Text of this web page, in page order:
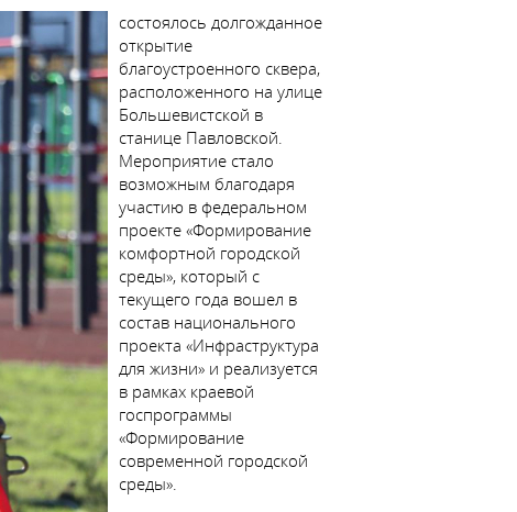
состоялось долгожданное
открытие
благоустроенного сквера,
расположенного на улице
Большевистской в
станице Павловской.
Мероприятие стало
возможным благодаря
участию в федеральном
проекте «Формирование
комфортной городской
среды», который с
текущего года вошел в
состав национального
проекта «Инфраструктура
для жизни» и реализуется
в рамках краевой
госпрограммы
«Формирование
современной городской
среды».